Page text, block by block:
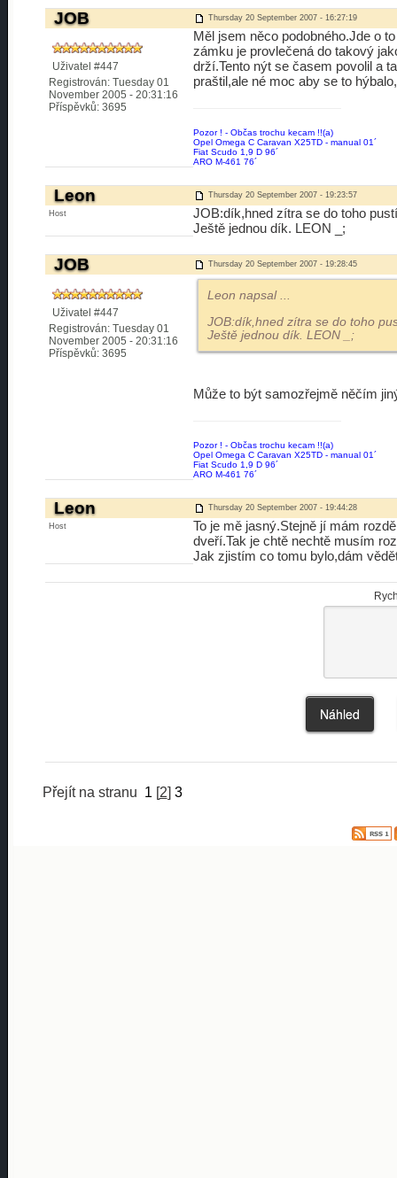
JOB Thursday 20 September 2007 - 16:27:19
Uživatel #447
Registrován: Tuesday 01
November 2005 - 20:31:16
Příspěvků: 3695
Měl jsem něco podobného.Jde o
zámku je provlečená do takový
drží.Tento nýt se časem povolil a
praštil,ale né moc aby se to
Pozor ! - Občas trochu kecam !!(a)
Opel Omega C Caravan X25TD - manual 01´
Fiat Scudo 1,9 D 96´
ARO M-461 76´
Leon Thursday 20 September 2007 - 19:23:57
Host
JOB:dík,hned zítra se do toho
Ještě jednou dík. LEON _;
JOB Thursday 20 September 2007 - 19:28:45
Uživatel #447
Registrován: Tuesday 01
November 2005 - 20:31:16
Příspěvků: 3695
Leon napsal...
JOB:dík,hned zítra se do toho
Ještě jednou dík. LEON _;
Může to být samozřejmě něčím
Pozor ! - Občas trochu kecam !!(a)
Opel Omega C Caravan X25TD - manual 01´
Fiat Scudo 1,9 D 96´
ARO M-461 76´
Leon Thursday 20 September 2007 - 19:44:28
Host
To je mě jasný.Stejně jí mám
dveří.Tak je chtě nechtě musím
Jak zjistím co tomu bylo,dám
Přejít na stranu 1 [2] 3